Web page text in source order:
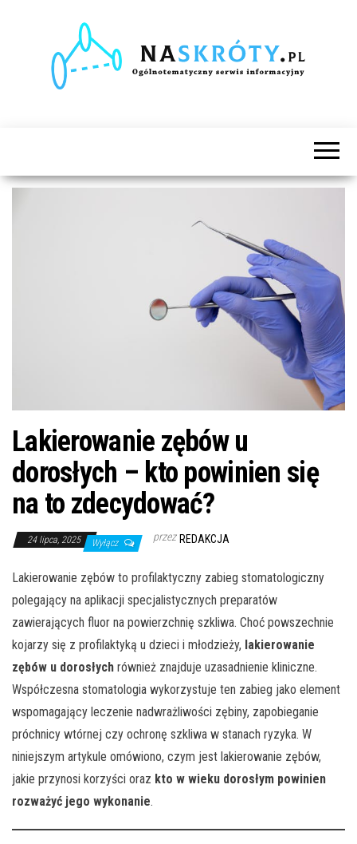
Lakierowanie zębów u
dorosłych – kto powinien się
na to zdecydować?
24 lipca, 2025 Wyłącz przez REDAKCJA
Lakierowanie zębów to profilaktyczny zabieg stomatologiczny
polegający na aplikacji specjalistycznych preparatów
zawierających fluor na powierzchnię szkliwa. Choć powszechnie
kojarzy się z profilaktyką u dzieci i młodzieży, lakierowanie
zębów u dorosłych również znajduje uzasadnienie kliniczne.
Współczesna stomatologia wykorzystuje ten zabieg jako element
wspomagający leczenie nadwrażliwości zębiny, zapobieganie
próchnicy wtórnej czy ochronę szkliwa w stanach ryzyka. W
niniejszym artykule omówiono, czym jest lakierowanie zębów,
jakie przynosi korzyści oraz kto w wieku dorosłym powinien
rozważyć jego wykonanie.